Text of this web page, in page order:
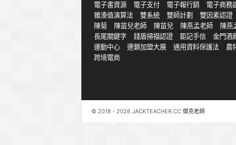
電子書資源
電子支付 電子報行銷 電子商務
雜湊值演算法
雙系統 雙師計劃 雙因素認證
陳菊
陳苗兒老師 陳苗兒 陳燕孟老師 陳燕
長尾關鍵字
錢盾掃描認證 鉅記手信 金門酒
運動中心
連鎖加盟大展 通用資料保護法 農
跨境電商
© 2018 - 2026 JACKTEACHER.CC 傑克老師